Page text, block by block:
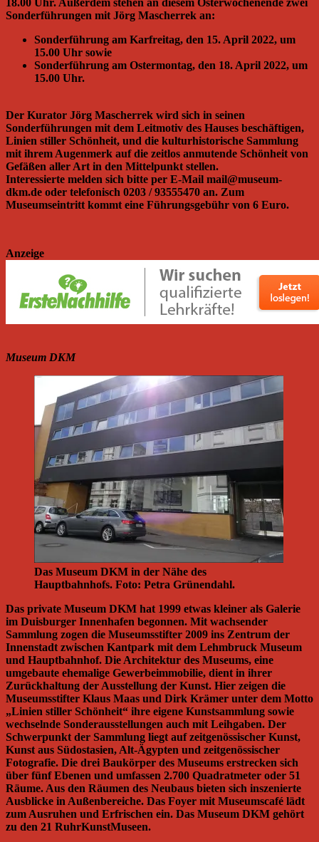
18.00 Uhr. Außerdem stehen an diesem Osterwochenende zwei
Sonderführungen mit Jörg Mascherrek an:
Sonderführung am Karfreitag, den 15. April 2022, um
15.00 Uhr sowie
Sonderführung am Ostermontag, den 18. April 2022, um
15.00 Uhr.
Der Kurator Jörg Mascherrek wird sich in seinen
Sonderführungen mit dem Leitmotiv des Hauses beschäftigen,
Linien stiller Schönheit, und die kulturhistorische Sammlung
mit ihrem Augenmerk auf die zeitlos anmutende Schönheit von
Gefäßen aller Art in den Mittelpunkt stellen.
Interessierte melden sich bitte per E-Mail mail@museum-
dkm.de oder telefonisch 0203 / 93555470 an. Zum
Museumseintritt kommt eine Führungsgebühr von 6 Euro.
Anzeige
Museum DKM
Das Museum DKM in der Nähe des
Hauptbahnhofs. Foto: Petra Grünendahl.
Das private Museum DKM hat 1999 etwas kleiner als Galerie
im Duisburger Innenhafen begonnen. Mit wachsender
Sammlung zogen die Museumsstifter 2009 ins Zentrum der
Innenstadt zwischen Kantpark mit dem Lehmbruck Museum
und Hauptbahnhof. Die Architektur des Museums, eine
umgebaute ehemalige Gewerbeimmobilie, dient in ihrer
Zurückhaltung der Ausstellung der Kunst. Hier zeigen die
Museumsstifter Klaus Maas und Dirk Krämer unter dem Motto
„Linien stiller Schönheit“ ihre eigene Kunstsammlung sowie
wechselnde Sonderausstellungen auch mit Leihgaben. Der
Schwerpunkt der Sammlung liegt auf zeitgenössischer Kunst,
Kunst aus Südostasien, Alt-Ägypten und zeitgenössischer
Fotografie. Die drei Baukörper des Museums erstrecken sich
über fünf Ebenen und umfassen 2.700 Quadratmeter oder 51
Räume. Aus den Räumen des Neubaus bieten sich inszenierte
Ausblicke in Außenbereiche. Das Foyer mit Museumscafé lädt
zum Ausruhen und Erfrischen ein. Das Museum DKM gehört
zu den 21 RuhrKunstMuseen.